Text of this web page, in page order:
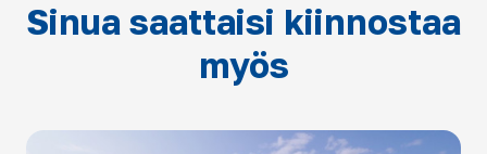
Sinua saattaisi kiinnostaa
myös